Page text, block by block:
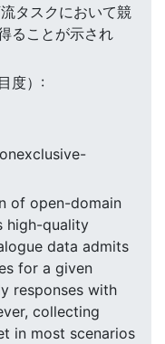
タスクにおいて競
ることが示され
度）:
of open-domain
high-quality
data admits
for a given
responses with
collecting
in most scenarios